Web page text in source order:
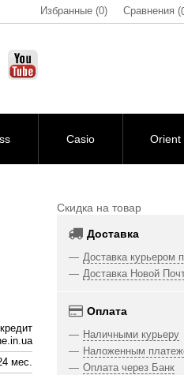
Избранные (0) Сравнения (
Casio Orient
мес.
Скидка на товар
Доставка
Доставка курьером
Доставка Новой
Оплата
Наличными курьеру
Наложенным
Оплата через Банк